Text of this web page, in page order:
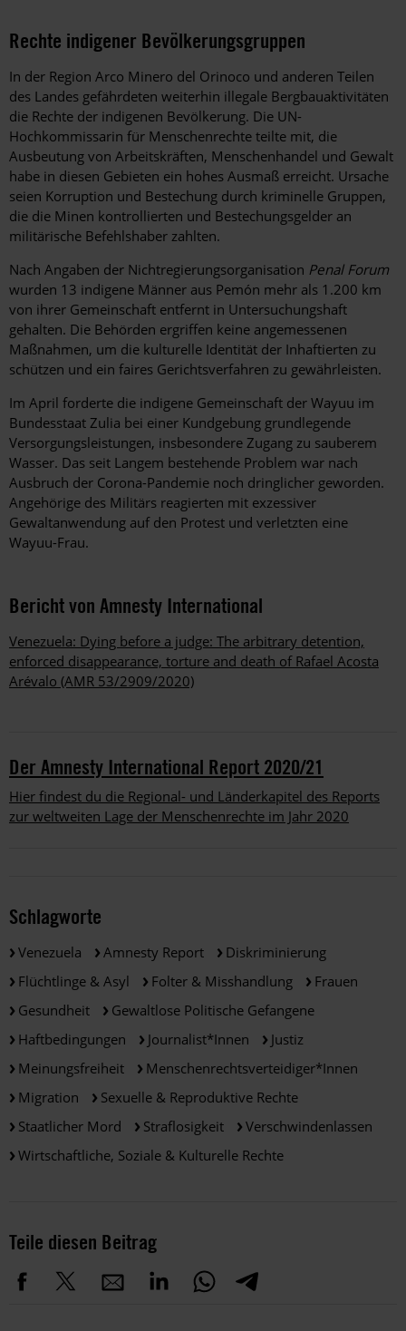
Rechte indigener Bevölkerungsgruppen
In der Region Arco Minero del Orinoco und anderen Teilen
des Landes gefährdeten weiterhin illegale Bergbauaktivitäten
die Rechte der indigenen Bevölkerung. Die UN-
Hochkommissarin für Menschenrechte teilte mit, die
Ausbeutung von Arbeitskräften, Menschenhandel und Gewalt
habe in diesen Gebieten ein hohes Ausmaß erreicht. Ursache
seien Korruption und Bestechung durch kriminelle Gruppen,
die die Minen kontrollierten und Bestechungsgelder an
militärische Befehlshaber zahlten.
Nach Angaben der Nichtregierungsorganisation Penal Forum
wurden 13 indigene Männer aus Pemón mehr als 1.200 km
von ihrer Gemeinschaft entfernt in Untersuchungshaft
gehalten. Die Behörden ergriffen keine angemessenen
Maßnahmen, um die kulturelle Identität der Inhaftierten zu
schützen und ein faires Gerichtsverfahren zu gewährleisten.
Im April forderte die indigene Gemeinschaft der Wayuu im
Bundesstaat Zulia bei einer Kundgebung grundlegende
Versorgungsleistungen, insbesondere Zugang zu sauberem
Wasser. Das seit Langem bestehende Problem war nach
Ausbruch der Corona-Pandemie noch dringlicher geworden.
Angehörige des Militärs reagierten mit exzessiver
Gewaltanwendung auf den Protest und verletzten eine
Wayuu-Frau.
Bericht von Amnesty International
Venezuela: Dying before a judge: The arbitrary detention,
enforced disappearance, torture and death of Rafael Acosta
Arévalo (AMR 53/2909/2020)
Der Amnesty International Report 2020/21
Hier findest du die Regional- und Länderkapitel des Reports
zur weltweiten Lage der Menschenrechte im Jahr 2020
Schlagworte
Venezuela Amnesty Report
Diskriminierung
Flüchtlinge & Asyl
Folter & Misshandlung
Frauen
Gesundheit
Gewaltlose Politische Gefangene
Haftbedingungen
Journalist*innen
Justiz
Meinungsfreiheit
Menschenrechtsverteidiger*innen
Migration
Sexuelle & Reproduktive Rechte
Staatlicher Mord
Straflosigkeit
Verschwindenlassen
Wirtschaftliche, Soziale & Kulturelle Rechte
Teile diesen Beitrag